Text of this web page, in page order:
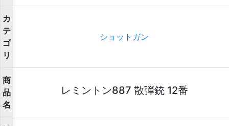
カ
テ
ゴ
リ
ショットガン
商
品
名
レミントン887 散弾銃 12番